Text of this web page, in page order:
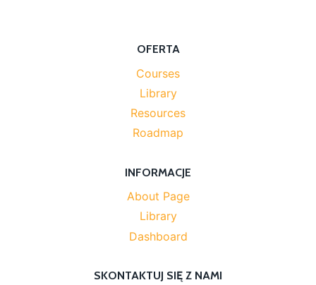
OFERTA
Courses
Library
Resources
Roadmap
INFORMACJE
About Page
Library
Dashboard
SKONTAKTUJ SIĘ Z NAMI